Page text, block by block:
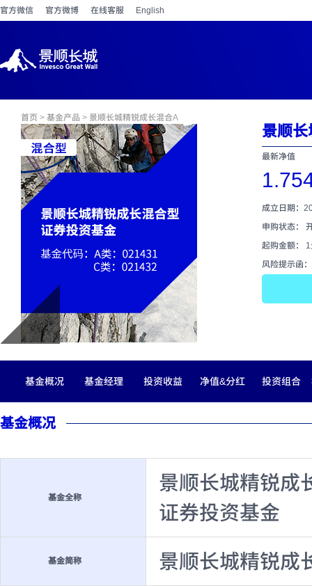
官方微信 官方微博 在线客服 English
首页 > 基金产品 > 景顺长城精锐成长混合A
景顺长
最新净值
成立日期：
申购状态：
起购金额：
风险提示函：
基金概况 基金经理 投资收益 净值&分红 投资组合
基金概况
基金全称
景顺长城精锐成
证券投资基金
基金简称 景顺长城精锐成